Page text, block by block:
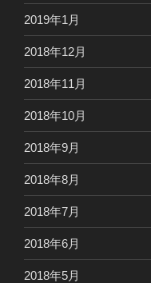
2019年1月
2018年12月
2018年11月
2018年10月
2018年9月
2018年8月
2018年7月
2018年6月
2018年5月